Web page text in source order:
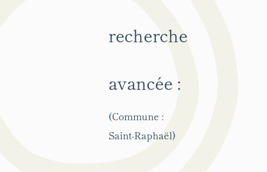
recherche
avancée :
(Commune :
Saint-Raphaël)